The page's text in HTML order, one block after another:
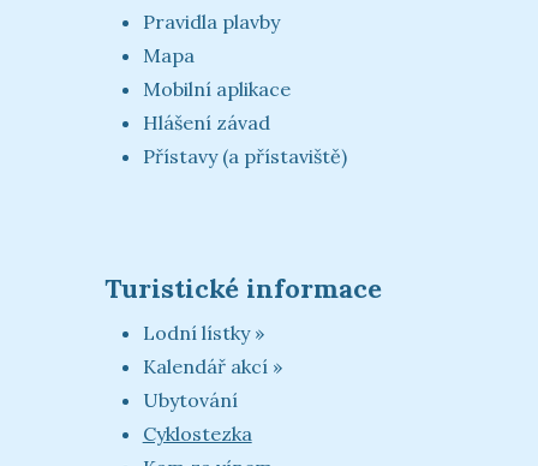
Pravidla plavby
Mapa
Mobilní aplikace
Hlášení závad
Přístavy (a přístaviště)
Turistické informace
Lodní lístky »
Kalendář akcí »
Ubytování
Cyklostezka